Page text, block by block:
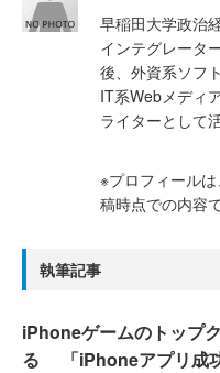
早稲田大学政治
インテグレータ
後、外資系ソフ
IT系Webメディ
ライターとして
※プロフィール
稿時点での内容
執筆記事
iPhoneゲームのトップ
る 「iPhoneアプリ成